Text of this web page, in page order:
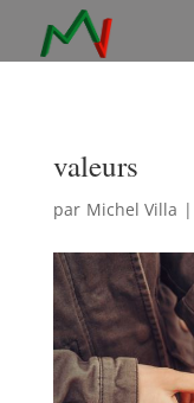
valeurs
par Michel Villa |